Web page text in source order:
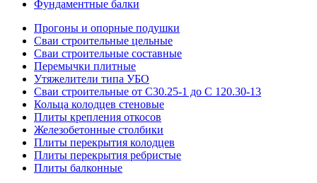
Фундаментные балки
Прогоны и опорные подушки
Сваи строительные цельные
Сваи строительные составные
Перемычки плитные
Утяжелители типа УБО
Сваи строительные от С30.25-1 до С 120.30-13
Кольца колодцев стеновые
Плиты крепления откосов
Железобетонные столбики
Плиты перекрытия колодцев
Плиты перекрытия ребристые
Плиты балконные